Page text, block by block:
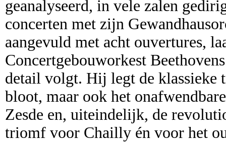
geanalyseerd, in vele zalen
concerten met zijn
aangevuld met acht ouvertures,
Concertgebouworkest
detail volgt. Hij legt de klassieke
bloot, maar ook het
Zesde en, uiteindelijk, de
triomf voor Chailly én voor het